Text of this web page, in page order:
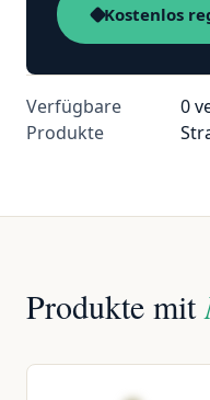
Kostenlos
Verfügbare
Produkte
0
Produkte mit